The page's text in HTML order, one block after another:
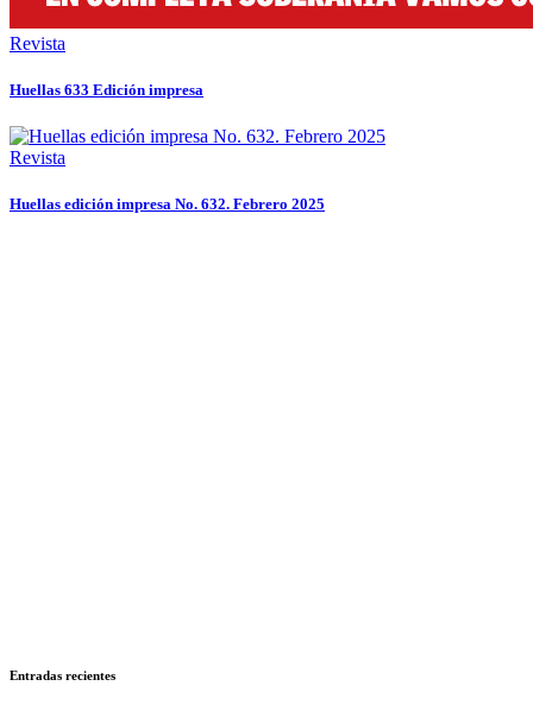
Revista
Huellas 633 Edición impresa
Revista
Huellas edición impresa No. 632. Febrero 2025
Entradas recientes